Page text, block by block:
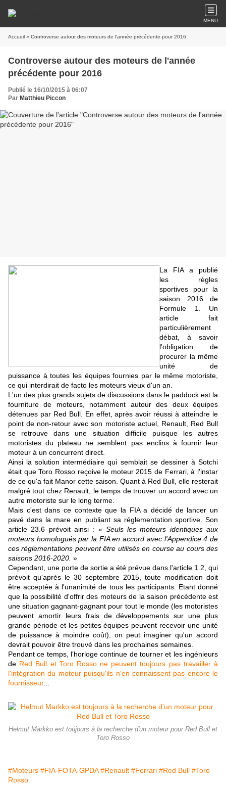
MENU
Accueil » Controverse autour des moteurs de l'année précédente pour 2016
Controverse autour des moteurs de l'année
précédente pour 2016
Publié le 16/10/2015 à 06:07
Par Matthieu Piccon
La FIA a publié
les règles
sportives pour la
saison 2016 de
Formule 1. Un
article fait
particulièrement
débat, à savoir
l'obligation de
procurer la même
unité de
puissance à toutes les équipes fournies par le même motoriste,
ce qui interdirait de facto les moteurs vieux d'un an.
L'un des plus grands sujets de discussions dans le paddock est la
fourniture de moteurs, notamment autour des deux équipes
détenues par Red Bull. En effet, après avoir réussi à atteindre le
point de non-retour avec son motoriste actuel, Renault, Red Bull
se retrouve dans une situation difficile puisque les autres
motoristes du plateau ne semblent pas enclins à fournir leur
moteur à un concurrent direct.
Ainsi la solution intermédiaire qui semblait se dessiner à Sotchi
était que Toro Rosso reçoive le moteur 2015 de Ferrari, à l'instar
de ce qu'a fait Manor cette saison. Quant à Red Bull, elle resterait
malgré tout chez Renault, le temps de trouver un accord avec un
autre motoriste sur le long terme.
Mais c'est dans ce contexte que la FIA a décidé de lancer un
pavé dans la mare en publiant sa réglementation sportive. Son
article 23.6 prévoit ainsi : « Seuls les moteurs identiques aux
moteurs homologués par la FIA en accord avec l'Appendice 4 de
ces réglementations peuvent être utilisés en course au cours des
saisons 2016-2020. »
Cependant, une porte de sortie a été prévue dans l'article 1.2, qui
prévoit qu'après le 30 septembre 2015, toute modification doit
être acceptée à l'unanimité de tous les participants. Etant donné
que la possibilité d'offrir des moteurs de la saison précédente est
une situation gagnant-gagnant pour tout le monde (les motoristes
peuvent amortir leurs frais de développements sur une plus
grande période et les petites équipes peuvent recevoir une unité
de puissance à moindre coût), on peut imaginer qu'un accord
devrait pouvoir être trouvé dans les prochaines semaines.
Pendant ce temps, l'horloge continue de tourner et les ingénieurs
de Red Bull et Toro Rosso ne peuvent toujours pas travailler à
l'intégration du moteur puisqu'ils n'en connaissent pas encore le
fournisseur...
Helmut Markko est toujours à la recherche d'un moteur pour Red Bull et
Toro Rosso
#Moteurs #FIA-FOTA-GPDA #Renault #Ferrari #Red Bull #Toro
Rosso